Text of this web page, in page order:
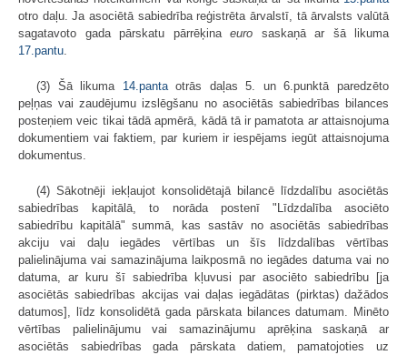
otro daļu. Ja asociētā sabiedrība reģistrēta ārvalstī, tā ārvalsts valūtā
sagatavoto gada pārskatu pārrēķina euro saskaņā ar šā likuma
17.pantu.
(3) Šā likuma 14.pantaotrās daļas 5. un 6.punktā paredzēto
peļņas vai zaudējumu izslēgšanu no asociētās sabiedrības bilances
posteņiem veic tikai tādā apmērā, kādā tā ir pamatota ar attaisnojuma
dokumentiem vai faktiem, par kuriem ir iespējams iegūt attaisnojuma
dokumentus.
(4) Sākotnēji iekļaujot konsolidētajā bilancē līdzdalību asociētās
sabiedrības kapitālā, to norāda postenī "Līdzdalība asociēto
sabiedrību kapitālā" summā, kas sastāv no asociētās sabiedrības
akciju vai daļu iegādes vērtības un šīs līdzdalības vērtības
palielinājuma vai samazinājuma laikposmā no iegādes datuma vai no
datuma, ar kuru šī sabiedrība kļuvusi par asociēto sabiedrību [ja
asociētās sabiedrības akcijas vai daļas iegādātas (pirktas) dažādos
datumos], līdz konsolidētā gada pārskata bilances datumam. Minēto
vērtības palielinājumu vai samazinājumu aprēķina saskaņā ar
asociētās sabiedrības gada pārskata datiem, pamatojoties uz